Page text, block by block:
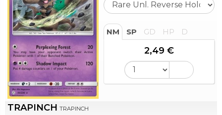
NM SP GD HP D
2,49 €
TRAPINCH TRAPINCH